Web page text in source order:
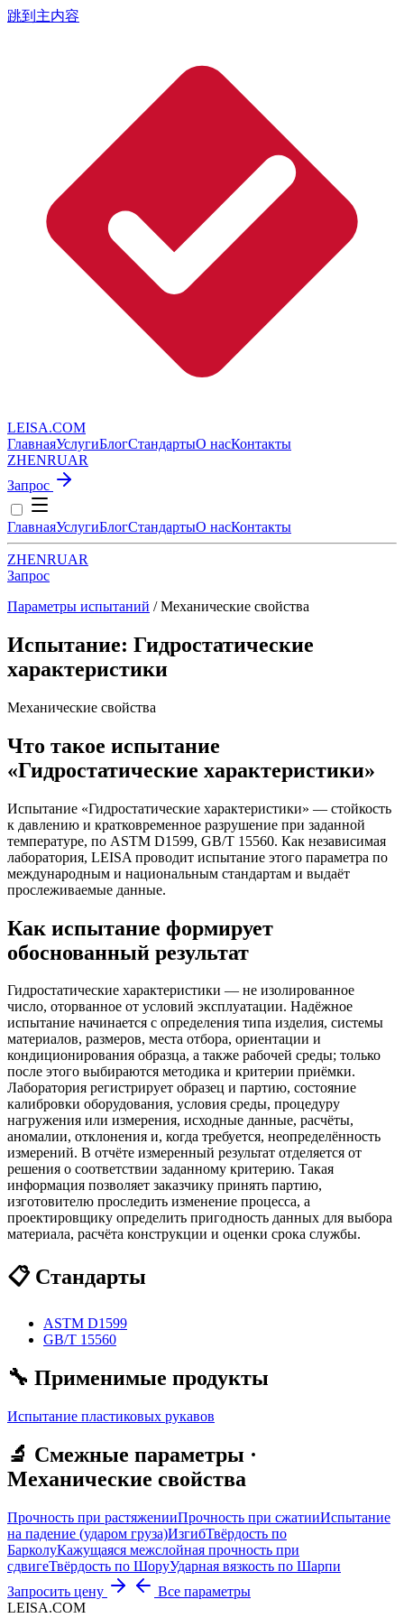
跳到主内容
LEISA.COM
ГлавнаяУслугиБлогСтандартыО насКонтакты
ZHENRUAR
Запрос
ГлавнаяУслугиБлогСтандартыО насКонтакты
ZHENRUAR
Запрос
Параметры испытаний / Механические свойства
Испытание: Гидростатические
характеристики
Механические свойства
Что такое испытание
«Гидростатические характеристики»
Испытание «Гидростатические характеристики» — стойкость
к давлению и кратковременное разрушение при заданной
температуре, по ASTM D1599, GB/T 15560. Как независимая
лаборатория, LEISA проводит испытание этого параметра по
международным и национальным стандартам и выдаёт
прослеживаемые данные.
Как испытание формирует
обоснованный результат
Гидростатические характеристики — не изолированное
число, оторванное от условий эксплуатации. Надёжное
испытание начинается с определения типа изделия, системы
материалов, размеров, места отбора, ориентации и
кондиционирования образца, а также рабочей среды; только
после этого выбираются методика и критерии приёмки.
Лаборатория регистрирует образец и партию, состояние
калибровки оборудования, условия среды, процедуру
нагружения или измерения, исходные данные, расчёты,
аномалии, отклонения и, когда требуется, неопределённость
измерений. В отчёте измеренный результат отделяется от
решения о соответствии заданному критерию. Такая
информация позволяет заказчику принять партию,
изготовителю проследить изменение процесса, а
проектировщику определить пригодность данных для выбора
материала, расчёта конструкции и оценки срока службы.
📋 Стандарты
ASTM D1599
GB/T 15560
🔧 Применимые продукты
Испытание пластиковых рукавов
🔬 Смежные параметры ·
Механические свойства
Прочность при растяженииПрочность при сжатииИспытание
на падение (ударом груза)ИзгибТвёрдость по
БарколуКажущаяся межслойная прочность при
сдвигеТвёрдость по ШоруУдарная вязкость по Шарпи
Запросить цену
Все параметры
LEISA.COM